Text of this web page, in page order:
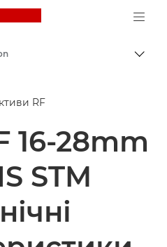
Canon Logo, back to
RF
16-28mm
STM